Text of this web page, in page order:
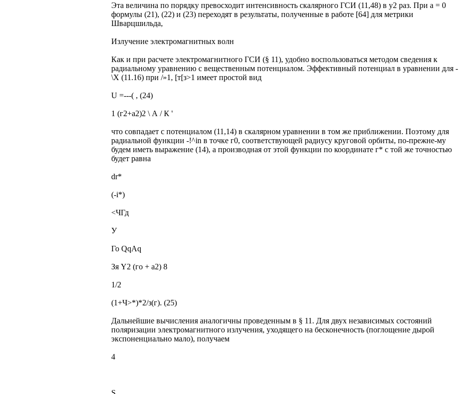
Эта величина по порядку превосходит интенсивность скалярного ГСИ (11,48) в у2 раз. При а = 0
формулы (21), (22) и (23) переходят в результаты, полученные в работе [64] для метрики
Шварцшильда,
Излучение электромагнитных волн
Как и при расчете электромагнитного ГСИ (§ 11), удобно воспользоваться методом сведения к
радиальному уравнению с вещественным потенциалом. Эффективный потенциал в уравнении для -
\Х (11.16) при /»1, [т[з>1 имеет простой вид
U =---( , (24)
1 (г2+а2)2 \ А / К '
что совпадает с потенциалом (11,14) в скалярном уравнении в том же приближении. Поэтому для
радиальной функции -!^in в точке г0, соответствующей радиусу круговой орбиты, по-прежне-му
будем иметь выражение (14), а производная от этой функции по координате г* с той же точностью
будет равна
dr*
(-і*)
<ЧГд
У
Го QqAq
Зя Y2 (го + а2) 8
1/2
(1+Ч>*)*2/з(г). (25)
Дальнейшие вычисления аналогичны проведенным в § 11. Для двух независимых состояний
поляризации электромагнитного излучения, уходящего на бесконечность (поглощение дырой
экспоненциально мало), получаем
4